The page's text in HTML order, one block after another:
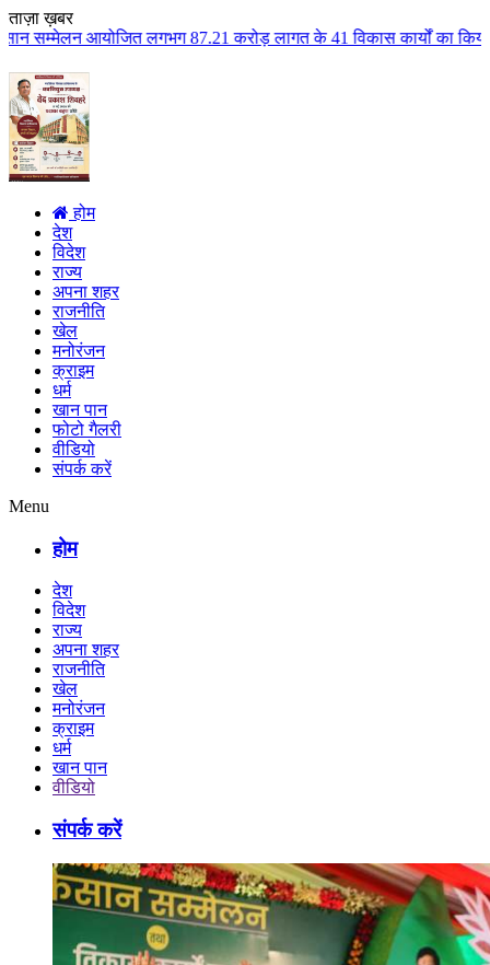
ताज़ा ख़बर
करोड़ लागत के 41 विकास कार्यों का किया लोकार्पण एवं
होम
देश
विदेश
राज्य
अपना शहर
राजनीति
खेल
मनोरंजन
क्राइम
धर्म
खान पान
फोटो गैलरी
वीडियो
संपर्क करें
Menu
होम
देश
विदेश
राज्य
अपना शहर
राजनीति
खेल
मनोरंजन
क्राइम
धर्म
खान पान
वीडियो
संपर्क करें